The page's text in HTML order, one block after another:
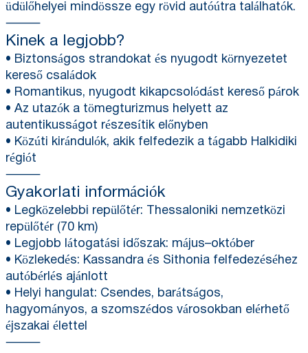
üdülőhelyei mindössze egy rövid autóútra találhatók.
⸻
Kinek a legjobb?
• Biztonságos strandokat és nyugodt környezetet
kereső családok
• Romantikus, nyugodt kikapcsolódást kereső párok
• Az utazók a tömegturizmus helyett az
autentikusságot részesítik előnyben
• Közúti kirándulók, akik felfedezik a tágabb Halkidiki
régiót
⸻
Gyakorlati információk
• Legközelebbi repülőtér: Thessaloniki nemzetközi
repülőtér (70 km)
• Legjobb látogatási időszak: május–október
• Közlekedés: Kassandra és Sithonia felfedezéséhez
autóbérlés ajánlott
• Helyi hangulat: Csendes, barátságos,
hagyományos, a szomszédos városokban elérhető
éjszakai élettel
⸻